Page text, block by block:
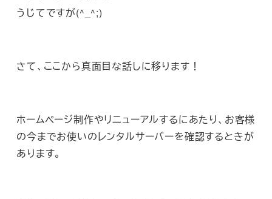
うじてですが(^_^;)
さて、ここから真面目な話しに移ります！
ホームページ制作やリニューアルするにあたり、お客様
の今までお使いのレンタルサーバーを確認するときが
あります。